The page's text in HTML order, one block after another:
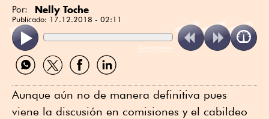
Por: Nelly Toche
Publicado: 17.12.2018 - 02:11
ReadSpeaker
Compartir
por
Compartir
por
Compartir
por
Compartir
por
Aunque aún no de manera definitiva pues
viene la discusión en comisiones y el cabildeo